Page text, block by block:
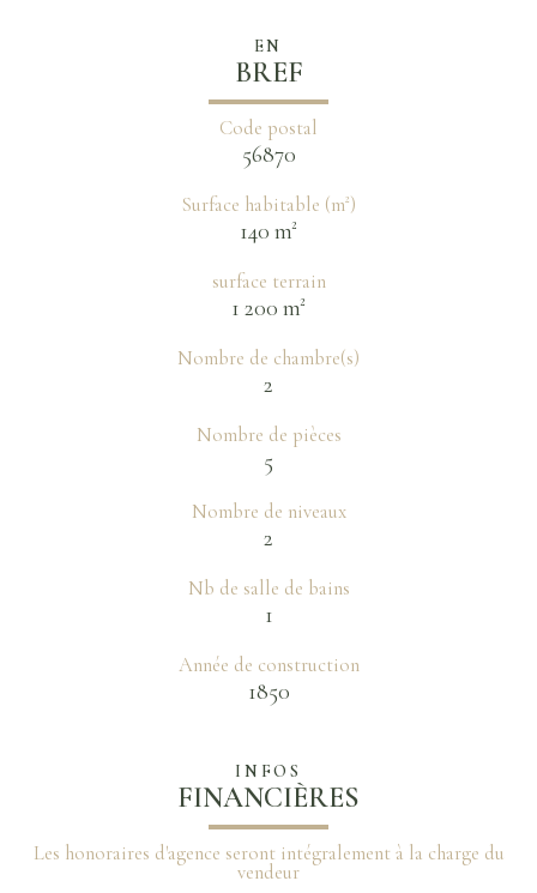
EN
BREF
Code postal
56870
Surface habitable (m²)
140 m²
surface terrain
1 200 m²
Nombre de chambre(s)
2
Nombre de pièces
5
Nombre de niveaux
2
Nb de salle de bains
1
Année de construction
1850
INFOS
FINANCIÈRES
Les honoraires d'agence seront intégralement à la charge du
vendeur